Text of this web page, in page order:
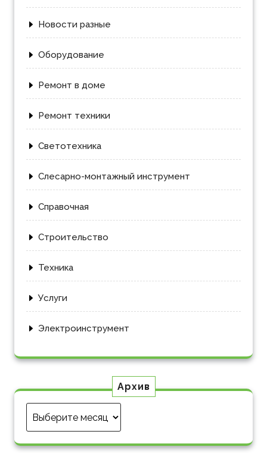
Новости разные
Оборудование
Ремонт в доме
Ремонт техники
Светотехника
Слесарно-монтажный инструмент
Справочная
Строительство
Техника
Услуги
Электроинструмент
Архив